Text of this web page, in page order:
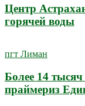
Центр
горячей воды
пгт Лиман
Более 14
праймериз